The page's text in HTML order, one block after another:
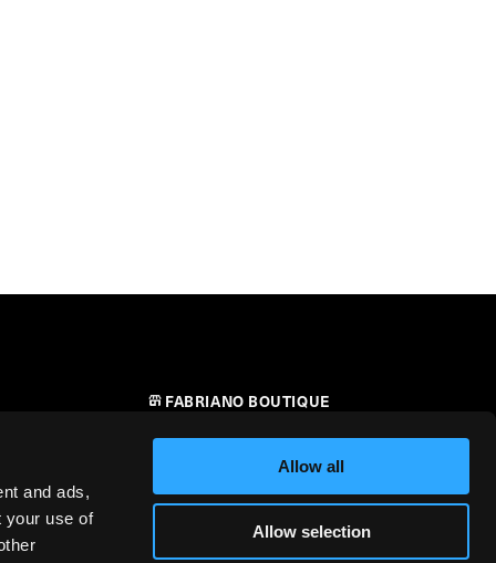
and ads,
your use of
Allow all
Allow selection
FABRIANO BOUTIQUE
RIVENDITORI
SICUREZZA DEI PRODOTTI –